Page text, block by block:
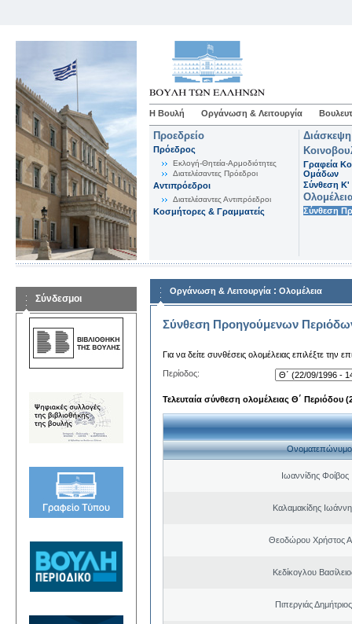
Η Βουλή Οργάνωση & Λειτουργία
Προεδρείο
Πρόεδρος
Εκλογή-Θητεία-Αρμοδιότητες
Διατελέσαντες Πρόεδροι
Αντιπρόεδροι
Διατελέσαντες Αντιπρόεδροι
Κοσμήτορες & Γραμματείς
Γραφεία
Ομάδων
Σύνθεση K'
Σύνθεση
Σύνδεσμοι
Οργάνωση & Λειτουργία : Ολομέλεια
Σύνθεση Προηγούμενων
Για να δείτε συνθέσεις ολομέλειας επιλέξτε την
Περίοδος:
Τελευταία σύνθεση ολομέλειας Θ΄ Περιόδου
Ονοματεπώνυμο
Ιωαννίδης
Καλαμακίδης
Θεοδώρου Χρήστος
Κεδίκογλου
Πιπεργιάς